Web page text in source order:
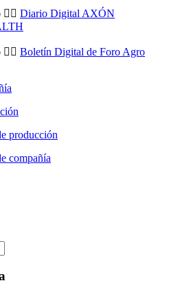
Diario Digital AXÓN
Boletín Digital de Foro Agro
producción
compañía